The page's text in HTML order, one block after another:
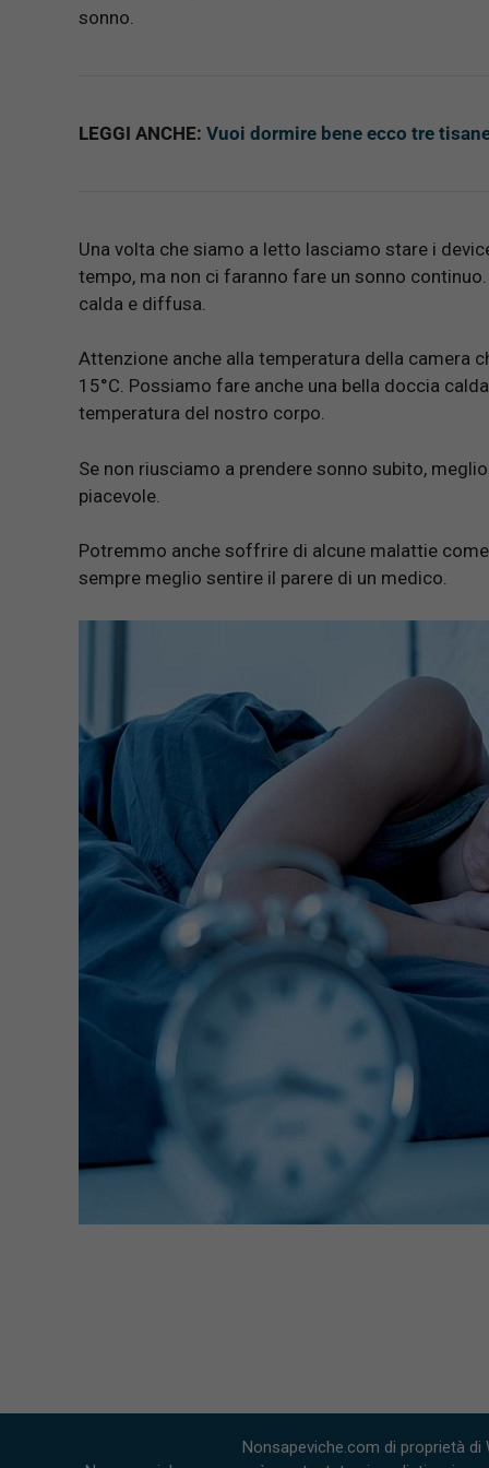
sonno.
LEGGI ANCHE: Vuoi dormire bene ecco tre
Una volta che siamo a letto lasciamo stare i
tempo, ma non ci faranno fare un sonno
calda e diffusa.
Attenzione anche alla temperatura della camera
15°C. Possiamo fare anche una bella doccia
temperatura del nostro corpo.
Se non riusciamo a prendere sonno subito,
piacevole.
Potremmo anche soffrire di alcune malattie
sempre meglio sentire il parere di un medico.
Nonsapeviche.com di proprietà di